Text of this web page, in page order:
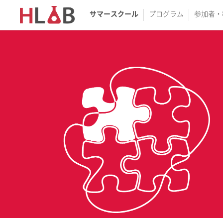
サマースクール プログラム 参加者